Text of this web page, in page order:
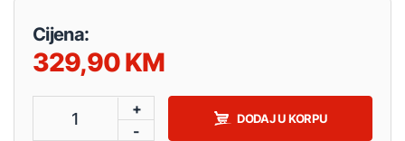
Cijena:
329,90
1
+
-
DODAJ U KORPU